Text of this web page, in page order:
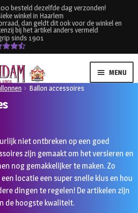
besteld dezelfde dag verzonden!
winkel in Haarlem
dan geldt dit ook voor de winkel en
bij het artikel anders vermeld
sinds 1901
MENU
Ballon accessoires
niet ontbreken op een goed
zijn gemaakt om het versieren en
nog gemakkelijker te maken. Zo
locatie een super snelle klus en hou
dingen te regelen! De artikelen zijn
de hoogste kwaliteit.